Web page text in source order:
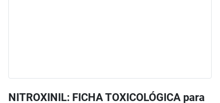
NITROXINIL: FICHA TOXICOLÓGICA para